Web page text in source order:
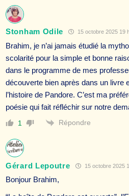
Stonham Odile 15 octobre 2025 19
Brahim, je n’ai jamais étudié la
scolarité pour la simple et bonne
dans le programme de mes
découverte bien après dans un livre
l’histoire de Pandore. C’est ma
poésie qui fait réfléchir sur notre
1 Répondre
Gérard Lepoutre 15 octobre 2025
Bonjour Brahim,